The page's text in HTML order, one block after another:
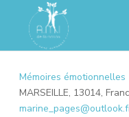
Mémoires émotionnelles
MARSEILLE, 13014,